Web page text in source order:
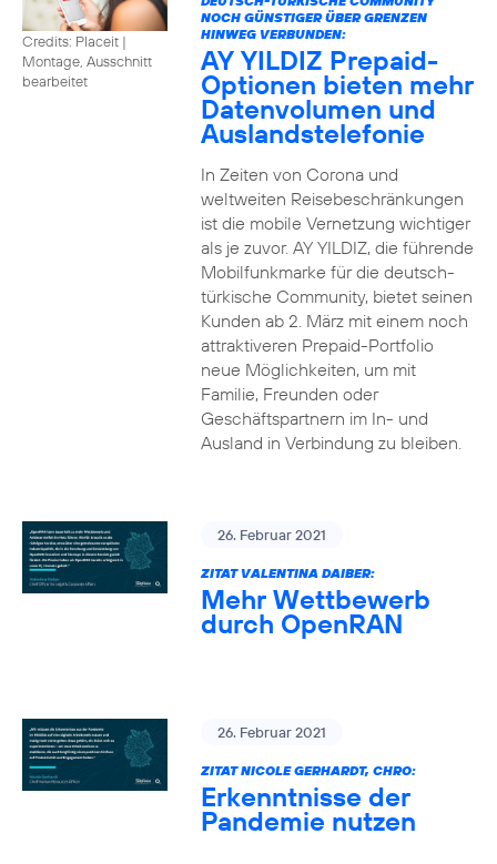
Credits: Placeit |
Montage, Ausschnitt
bearbeitet
NOCH GÜNSTIGER ÜBER GRENZEN
HINWEG VERBUNDEN:
AY YILDIZ Prepaid-
Optionen bieten mehr
Datenvolumen und
Auslandstelefonie
In Zeiten von Corona und
weltweiten Reisebeschränkungen
ist die mobile Vernetzung wichtiger
als je zuvor. AY YILDIZ, die führende
Mobilfunkmarke für die deutsch-
türkische Community, bietet seinen
Kunden ab 2. März mit einem noch
attraktiveren Prepaid-Portfolio
neue Möglichkeiten, um mit
Familie, Freunden oder
Geschäftspartnern im In- und
Ausland in Verbindung zu bleiben.
26. Februar 2021
ZITAT VALENTINA DAIBER:
Mehr Wettbewerb
durch OpenRAN
26. Februar 2021
ZITAT NICOLE GERHARDT, CHRO:
Erkenntnisse der
Pandemie nutzen